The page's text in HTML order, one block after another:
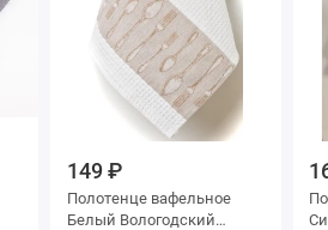
149 ₽
Полотенце вафельное
Белый Вологодский
Синий